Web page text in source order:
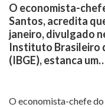
O economista-
Santos, acredita
janeiro, divulgado
Instituto Brasileiro
(IBGE), estanca
O economista-chefe